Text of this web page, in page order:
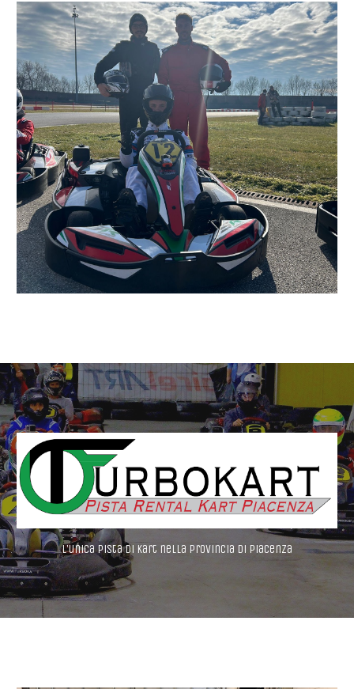
L'unica pista di Kart nella provincia di Piacenza